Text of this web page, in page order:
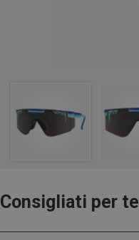
Consigliati per te